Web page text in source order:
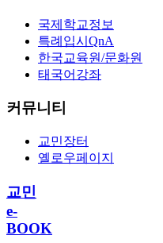
국제학교정보
특례입시QnA
한국교육원/문화원
태국어강좌
커뮤니티
교민장터
옐로우페이지
교민
e-
BOOK